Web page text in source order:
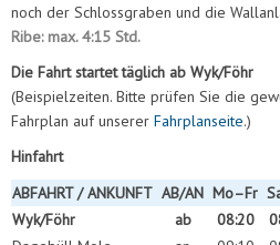
noch der Schlossgraben und die
Ribe: max. 4:15 Std.
Die Fahrt startet täglich ab Wyk/Föhr
(Beispielzeiten. Bitte prüfen Sie die
Fahrplan auf unserer Fahrplanseite.)
Hinfahrt
ABFAHRT / ANKUNFT AB/AN Mo–Fr
Wyk/Föhr
ab 08:20